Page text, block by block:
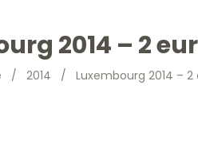
2014 – 2
/ 2014 / Luxembourg 2014 –